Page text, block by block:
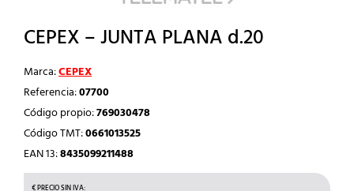
CEPEX – JUNTA PLANA d.20
Marca:CEPEX
Referencia:07700
Código propio:769030478
Código TMT:0661013525
EAN 13:8435099211488